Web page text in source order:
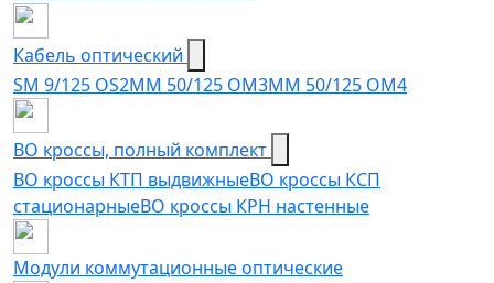
Кабель оптический
SM 9/125 OS2MM 50/125 OM3MM 50/125 OM4
ВО кроссы, полный комплект
ВО кроссы КТП выдвижныеВО кроссы КСП
стационарныеВО кроссы КРН настенные
Модули коммутационные оптические